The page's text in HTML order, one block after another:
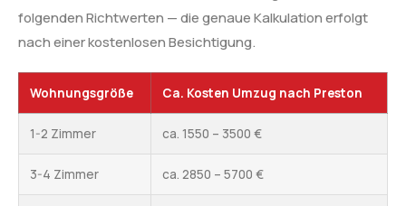
folgenden Richtwerten — die genaue Kalkulation erfolgt
nach einer kostenlosen Besichtigung.
Wohnungsgröße Ca. Kosten Umzug nach Preston
1-2 Zimmer ca. 1550 – 3500 €
3-4 Zimmer ca. 2850 – 5700 €